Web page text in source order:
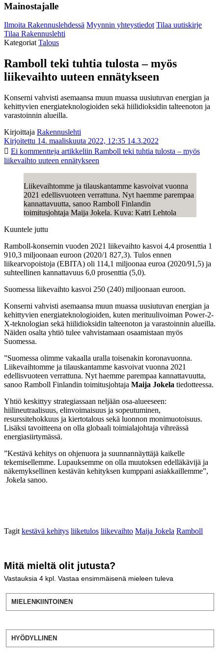
Mainostajalle
Ilmoita Rakennuslehdessä Myynnin yhteystiedot Tilaa uutiskirje
Tilaa Rakennuslehti
KategoriatTalous
Ramboll teki tuhtia tulosta – myös
liikevaihto uuteen ennätykseen
Konserni vahvisti asemaansa muun muassa uusiutuvan energian ja
kehittyvien energiateknologioiden sekä hiilidioksidin talteenoton ja
varastoinnin alueilla.
Kirjoittaja Rakennuslehti
Kirjoitettu 14. maaliskuuta 2022, 12:35 14.3.2022
Ei kommentteja artikkeliin Ramboll teki tuhtia tulosta – myös
liikevaihto uuteen ennätykseen
Liikevaihtomme ja tilauskantamme kasvoivat vuonna
2021 edellisvuoteen verrattuna. Nyt haemme parempaa
kannattavuutta, sanoo Ramboll Finlandin
toimitusjohtaja Maija Jokela. Kuva: Katri Lehtola
Kuuntele juttu
Ramboll-konsernin vuoden 2021 liikevaihto kasvoi 4,4 prosenttia 1
910,3 miljoonaan euroon (2020/1 827,3). Tulos ennen
liikearvopoistoja (EBITA) oli 114,1 miljoonaa euroa (2020/91,5) ja
suhteellinen kannattavuus 6,0 prosenttia (5,0).
Suomessa liikevaihto kasvoi 250 (240) miljoonaan euroon.
Konserni vahvisti asemaansa muun muassa uusiutuvan energian ja
kehittyvien energiateknologioiden, kuten merituulivoiman Power-2-
X-teknologian sekä hiilidioksidin talteenoton ja varastoinnin alueilla.
Näiden osalta yhtiö tulee vahvistamaan osaamistaan myös
Suomessa.
”Suomessa olimme vakaalla uralla toisenakin koronavuonna.
Liikevaihtomme ja tilauskantamme kasvoivat vuonna 2021
edellisvuoteen verrattuna. Nyt haemme parempaa kannattavuutta,
sanoo Ramboll Finlandin toimitusjohtaja Maija Jokela tiedotteessa.
Yhtiö keskittyy strategiassaan neljään osa-alueeseen:
hiilineutraalisuus, elinvoimaisuus ja sopeutuminen,
resurssitehokkuus ja kiertotalous sekä luonnon monimuotoisuus.
Lisäksi tavoitteena on olla globaali toimialajohtaja vihreässä
energiasiirtymässä.
”Kestävä kehitys on ohjenuora ja suunnannäyttäjä kaikelle
tekemisellemme. Lupauksemme on olla muutoksen edelläkävijä ja
näkemyksellinen kestävän kehityksen kumppani asiakkaillemme”,
Jokela sanoo.
Tagit kestävä kehitys liiketulos liikevaihto Maija Jokela Ramboll
Mitä mieltä olit jutusta?
Vastauksia 4 kpl. Vastaa ensimmäisenä mieleen tuleva
MIELENKIINTOINEN
HYÖDYLLINEN